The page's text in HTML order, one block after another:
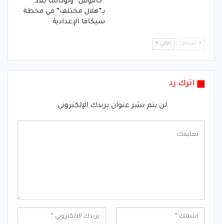
بـ”هلال مختلف” في محطة
سيكافا الإعدادية
السابق التالي
اترك رد
لن يتم نشر عنوان بريدك الإلكتروني.